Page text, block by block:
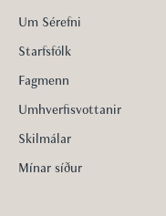
Um Sérefni
Starfsfólk
Fagmenn
Umhverfisvottanir
Skilmálar
Mínar síður